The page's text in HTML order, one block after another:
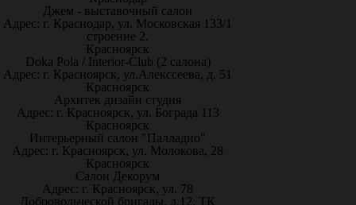
Джем - выставочный салон
Адрес: г. Краснодар, ул. Московская 133/1
строение 2.
Красноярск
Doka Pola / Interior-Club (2 салона)
Адрес: г. Красноярск, ул.Алекссеева, д. 51
Красноярск
Архитек дизайн студия
Адрес: г. Красноярск, ул. Бограда 113
Красноярск
Интерьерный салон "Палладио"
Адрес: г. Красноярск, ул. Молокова, 28
Красноярск
Салон Декорум
Адрес: г. Красноярск, ул. 78
Добровольческой бригады, д.12, ТК